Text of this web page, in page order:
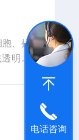
胞、抗
明度
电话咨询